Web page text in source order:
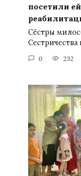
посетили
Сёстры
0 232